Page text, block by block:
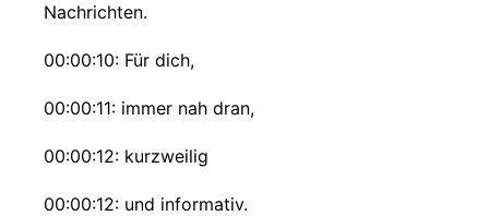
Nachrichten.
00:00:10: Für dich,
00:00:11: immer nah dran,
00:00:12: kurzweilig
00:00:12: und informativ.